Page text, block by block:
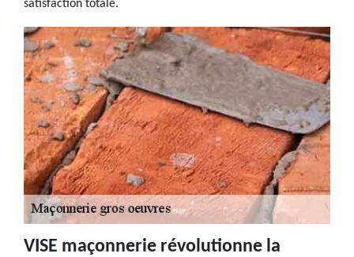
satisfaction totale.
VISE maçonnerie révolutionne la